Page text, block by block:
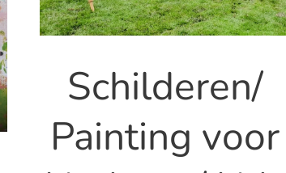
Schilderen/
Painting voor